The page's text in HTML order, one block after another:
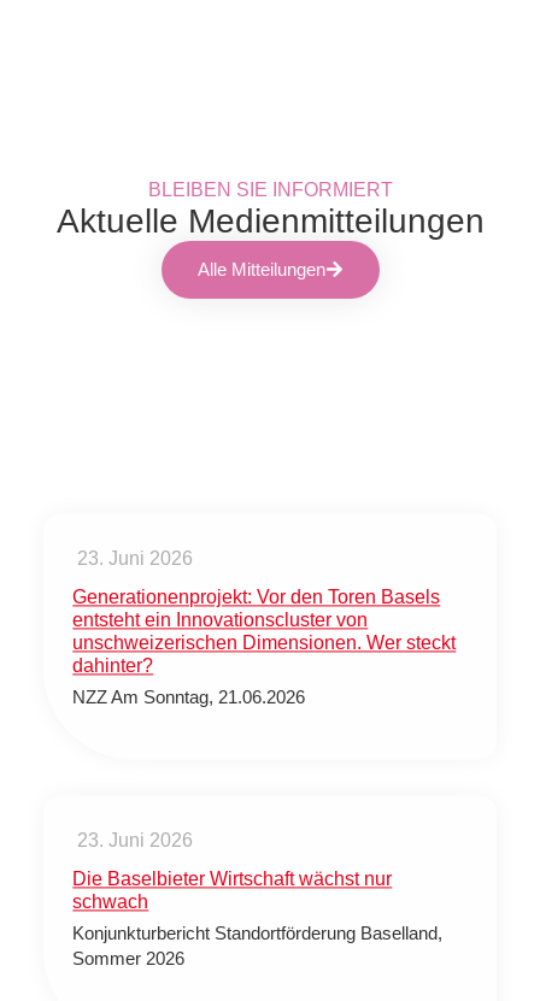
Generationenprojekt: Vor den Toren Basels
entsteht ein Innovationscluster von
unschweizerischen Dimensionen. Wer steckt
dahinter?
23. Juni 2026
NZZ Am Sonntag, 21.06.2026
Die Baselbieter Wirtschaft wächst nur
schwach
23. Juni 2026
Konjunkturbericht Standortförderung Baselland,
Sommer 2026
BLEIBEN SIE INFORMIERT
Aktuelle Medienmitteilungen
Alle Mitteilungen